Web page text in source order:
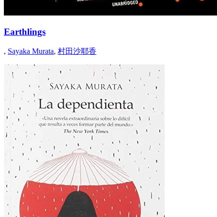
Earthlings
, Sayaka Murata, 村田沙耶香